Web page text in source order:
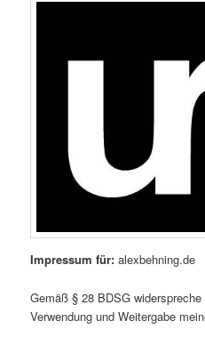
Impressum für: alexbehning.de
Gemäß § 28 BDSG
Verwendung und Weitergabe